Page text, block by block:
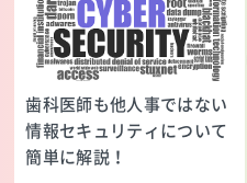
歯科医師も他人事ではない
情報セキュリティについて
簡単に解説！